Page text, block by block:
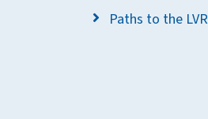
Paths to the LVR